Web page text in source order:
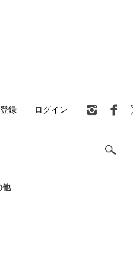
録 ログイン
他